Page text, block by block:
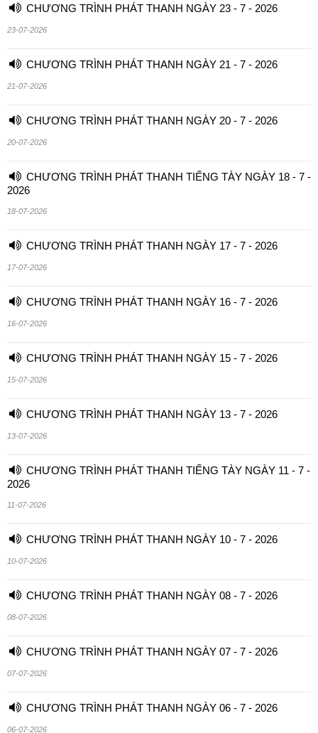
CHƯƠNG TRÌNH PHÁT THANH NGÀY 23 - 7 - 2026
23-07-2026
CHƯƠNG TRÌNH PHÁT THANH NGÀY 21 - 7 - 2026
21-07-2026
CHƯƠNG TRÌNH PHÁT THANH NGÀY 20 - 7 - 2026
20-07-2026
CHƯƠNG TRÌNH PHÁT THANH TIẾNG TÀY NGÀY 18 - 7 -
2026
18-07-2026
CHƯƠNG TRÌNH PHÁT THANH NGÀY 17 - 7 - 2026
17-07-2026
CHƯƠNG TRÌNH PHÁT THANH NGÀY 16 - 7 - 2026
16-07-2026
CHƯƠNG TRÌNH PHÁT THANH NGÀY 15 - 7 - 2026
15-07-2026
CHƯƠNG TRÌNH PHÁT THANH NGÀY 13 - 7 - 2026
13-07-2026
CHƯƠNG TRÌNH PHÁT THANH TIẾNG TÀY NGÀY 11 - 7 -
2026
11-07-2026
CHƯƠNG TRÌNH PHÁT THANH NGÀY 10 - 7 - 2026
10-07-2026
CHƯƠNG TRÌNH PHÁT THANH NGÀY 08 - 7 - 2026
08-07-2026
CHƯƠNG TRÌNH PHÁT THANH NGÀY 07 - 7 - 2026
07-07-2026
CHƯƠNG TRÌNH PHÁT THANH NGÀY 06 - 7 - 2026
06-07-2026